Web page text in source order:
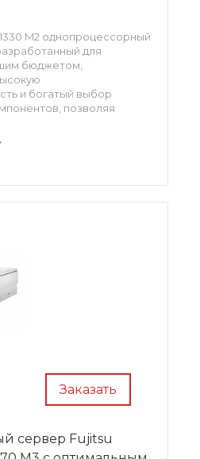
M2 однопроцессорный
для
бюджетом,
и богатый выбор
позволяя
Заказать
сервер Fujitsu